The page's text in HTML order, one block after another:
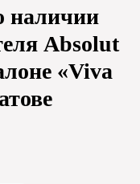
наличии
Absolut
«Viva